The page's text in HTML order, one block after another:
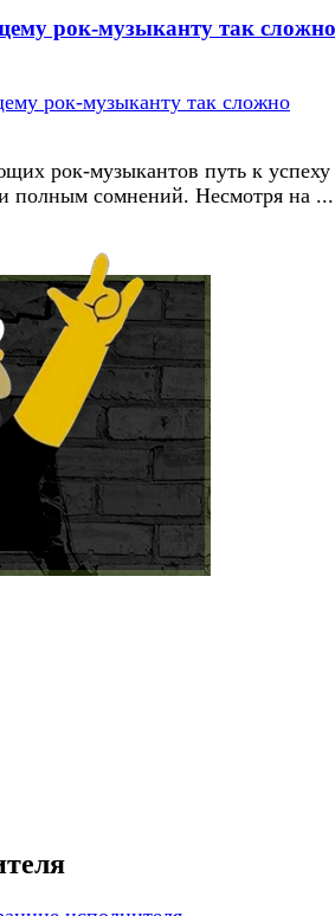
рок-музыканту так сложно
рок-музыкантов путь к успеху
полным сомнений. Несмотря на ...